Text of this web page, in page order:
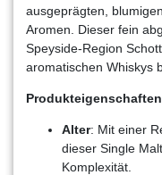
ausgeprägten,
Aromen. Dieser fein
Speyside-Region
aromatischen Whiskys
Alter: Mit einer
dieser Single
Komplexität.